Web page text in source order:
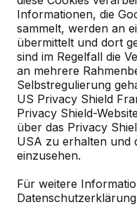
Informationen, die
sammelt, werden an
übermittelt und dort
sind im Regelfall die
an mehrere
Selbstregulierung
US Privacy Shield
Privacy Shield-
über das Privacy
USA zu erhalten und
einzusehen.
Für weitere
Wie funktioniert die
Produktcode
Farbe
Abmessungen (L x B